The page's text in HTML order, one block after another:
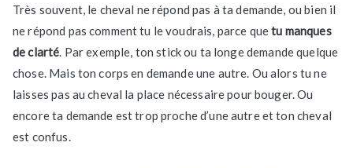
Très souvent, le cheval ne répond pas à ta demande, ou bien il
ne répond pas comment tu le voudrais, parce quetu manques
de clarté. Par exemple, ton stick ou ta longe demande quelque
chose. Mais ton corps en demande une autre. Ou alors tu ne
laisses pas au cheval la place nécessaire pour bouger. Ou
encore ta demande est trop proche d’une autre et ton cheval
est confus.